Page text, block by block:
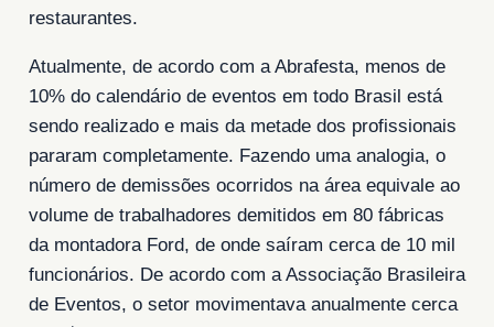
restaurantes.
Atualmente, de acordo com a Abrafesta, menos de
10% do calendário de eventos em todo Brasil está
sendo realizado e mais da metade dos profissionais
pararam completamente. Fazendo uma analogia, o
número de demissões ocorridos na área equivale ao
volume de trabalhadores demitidos em 80 fábricas
da montadora Ford, de onde saíram cerca de 10 mil
funcionários. De acordo com a Associação Brasileira
de Eventos, o setor movimentava anualmente cerca